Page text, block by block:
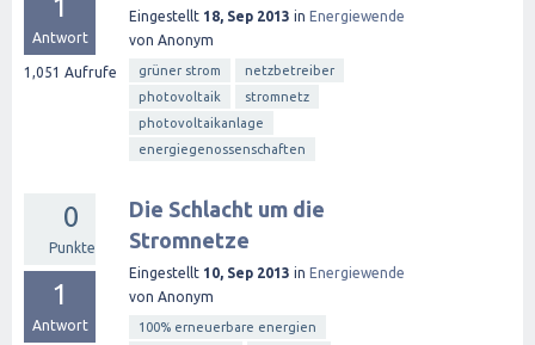
1
Antwort
1,051 Aufrufe
Eingestellt 18, Sep 2013 in Energiewende
von Anonym
grüner strom
netzbetreiber
photovoltaik
stromnetz
photovoltaikanlage
energiegenossenschaften
0
Punkte
1
Antwort
Die Schlacht um die
Stromnetze
Eingestellt 10, Sep 2013 in Energiewende
von Anonym
100% erneuerbare energien